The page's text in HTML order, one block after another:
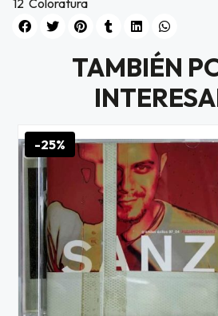
JUGAR
12 Coloratura
TAMBIÉN
-25%